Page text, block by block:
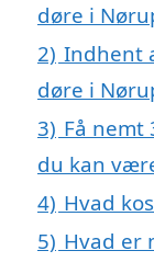
døre i
2) Indhent
døre i
3) Få nemt
du kan
4) Hvad
5) Hvad er